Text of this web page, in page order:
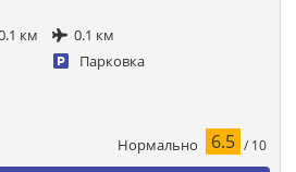
км
0.1 км
Парковка
Нормально 6.5 / 10